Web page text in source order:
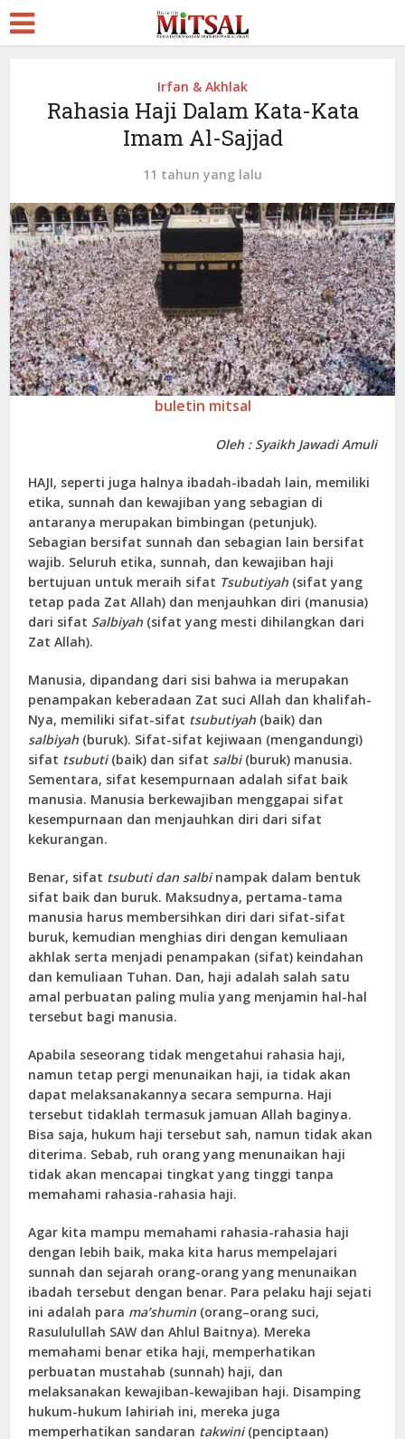
Irfan & Akhlak
Rahasia Haji Dalam Kata-Kata
Imam Al-Sajjad
11 tahun yang lalu
buletin mitsal
Oleh : Syaikh Jawadi Amuli
HAJI, seperti juga halnya ibadah-ibadah lain, memiliki
etika, sunnah dan kewajiban yang sebagian di
antaranya merupakan bimbingan (petunjuk).
Sebagian bersifat sunnah dan sebagian lain bersifat
wajib. Seluruh etika, sunnah, dan kewajiban haji
bertujuan untuk meraih sifat Tsubutiyah (sifat yang
tetap pada Zat Allah) dan menjauhkan diri (manusia)
dari sifat Salbiyah (sifat yang mesti dihilangkan dari
Zat Allah).
Manusia, dipandang dari sisi bahwa ia merupakan
penampakan keberadaan Zat suci Allah dan khalifah-
Nya, memiliki sifat-sifat tsubutiyah (baik) dan
salbiyah (buruk). Sifat-sifat kejiwaan (mengandungi)
sifat tsubuti(baik) dan sifat salbi(buruk) manusia.
Sementara, sifat kesempurnaan adalah sifat baik
manusia. Manusia berkewajiban menggapai sifat
kesempurnaan dan menjauhkan diri dari sifat
kekurangan.
Benar, sifat tsubuti dan salbinampak dalam bentuk
sifat baik dan buruk. Maksudnya, pertama-tama
manusia harus membersihkan diri dari sifat-sifat
buruk, kemudian menghias diri dengan kemuliaan
akhlak serta menjadi penampakan (sifat) keindahan
dan kemuliaan Tuhan. Dan, haji adalah salah satu
amal perbuatan paling mulia yang menjamin hal-hal
tersebut bagi manusia.
Apabila seseorang tidak mengetahui rahasia haji,
namun tetap pergi menunaikan haji, ia tidak akan
dapat melaksanakannya secara sempurna. Haji
tersebut tidaklah termasuk jamuan Allah baginya.
Bisa saja, hukum haji tersebut sah, namun tidak akan
diterima. Sebab, ruh orang yang menunaikan haji
tidak akan mencapai tingkat yang tinggi tanpa
memahami rahasia-rahasia haji.
Agar kita mampu memahami rahasia-rahasia haji
dengan lebih baik, maka kita harus mempelajari
sunnah dan sejarah orang-orang yang menunaikan
ibadah tersebut dengan benar. Para pelaku haji sejati
ini adalah para ma’shumin (orang–orang suci,
Rasululullah SAW dan Ahlul Baitnya). Mereka
memahami benar etika haji, memperhatikan
perbuatan mustahab (sunnah) haji, dan
melaksanakan kewajiban-kewajiban haji. Disamping
hukum-hukum lahiriah ini, mereka juga
memperhatikan sandaran takwini(penciptaan)